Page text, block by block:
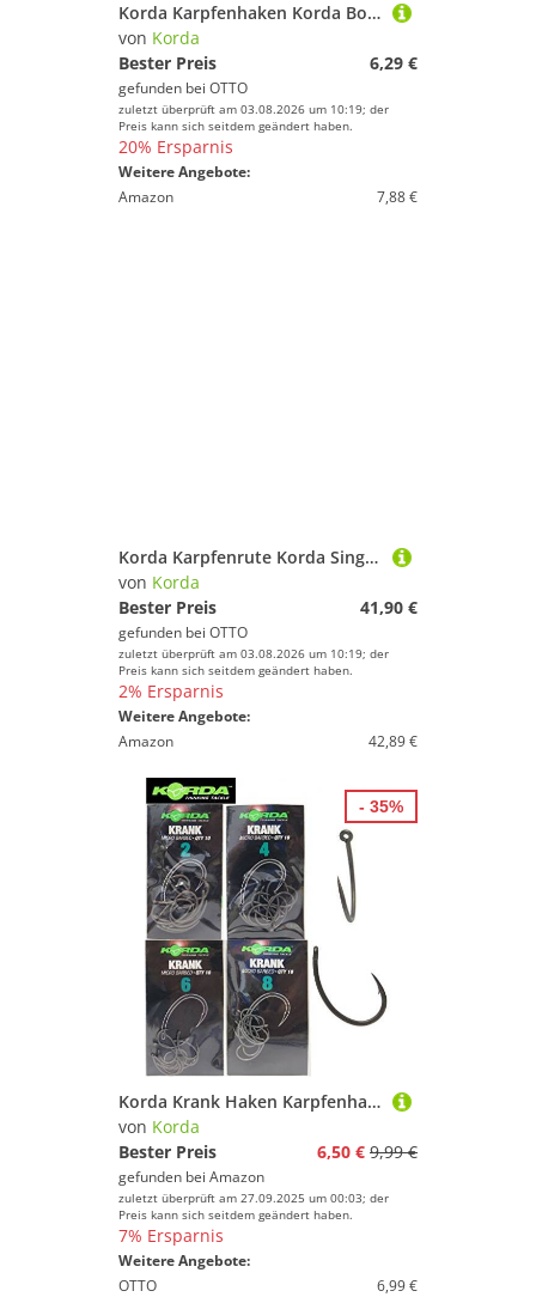
Korda Karpfenhaken Korda Booms Spinner Swivel XX - 3 Karpfenrigs
von Korda
Bester Preis
6,29 €
gefunden bei OTTO
zuletzt überprüft am 03.08.2026 um 10:19; der
Preis kann sich seitdem geändert haben.
20% Ersparnis
Weitere Angebote:
Amazon
7,88 €
Korda Karpfenrute Korda Singlez 2 Rod buzzbar 5'' - Buzzer Bar
von Korda
Bester Preis
41,90 €
gefunden bei OTTO
zuletzt überprüft am 03.08.2026 um 10:19; der
Preis kann sich seitdem geändert haben.
2% Ersparnis
Weitere Angebote:
Amazon
42,89 €
Korda Krank Haken Karpfenhaken (10 Stück), Angelhaken zum Karpfenangeln, Haken zum Karpfenfischen, Größe:6
von Korda
Bester Preis
6,50 € 9,99 €
gefunden bei Amazon
zuletzt überprüft am 27.09.2025 um 00:03; der
Preis kann sich seitdem geändert haben.
7% Ersparnis
Weitere Angebote:
OTTO
6,99 €
- 35%